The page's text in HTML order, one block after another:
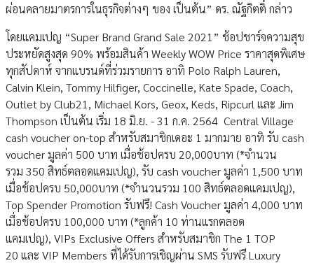
ผ่อนคลายมาตรการในธุรกิจต่างๆ ของ เป็นต้น” ดร. ณัฐกิตติ์ กล่าว
โดยแคมเปญ “Super Brand Grand Sale 2021” ช้อปชาร์จความสุข
ประหยัดสูงสุด 90% พร้อมสินค้า Weekly WOW Price ราคาสุดพิเศษ
ทุกสัปดาห์ จากแบรนด์ที่ร่วมรายการ อาทิ Polo Ralph Lauren,
Calvin Klein, Tommy Hilfiger, Coccinelle, Kate Spade, Coach,
Outlet by Club21, Michael Kors, Geox, Keds, Ripcurl และ Jim
Thompson เป็นต้น เริ่ม 18 มิ.ย. - 31 ก.ค. 2564 Central Village
cash voucher on-top สำหรับสมาชิกเดอะ 1 มากมาย อาทิ รับ cash
voucher มูลค่า 500 บาท เมื่อช้อปครบ 20,000บาท (*จำนวน
รวม 350 สิทธ์ตลอดแคมเปญ), รับ cash voucher มูลค่า 1,500 บาท
เมื่อช้อปครบ 50,000บาท (*จำนวนรวม 100 สิทธ์ตลอดแคมเปญ),
Top Spender Promotion รับฟรี! Cash Voucher มูลค่า 4,000 บาท
เมื่อช้อปครบ 100,000 บาท (*ลูกค้า 10 ท่านแรกตลอด
แคมเปญ), VIPs Exclusive Offers สำหรับสมาชิก The 1 TOP
20 และ VIP Members ที่ได้รับการเชิญผ่าน SMS รับฟรี Luxury